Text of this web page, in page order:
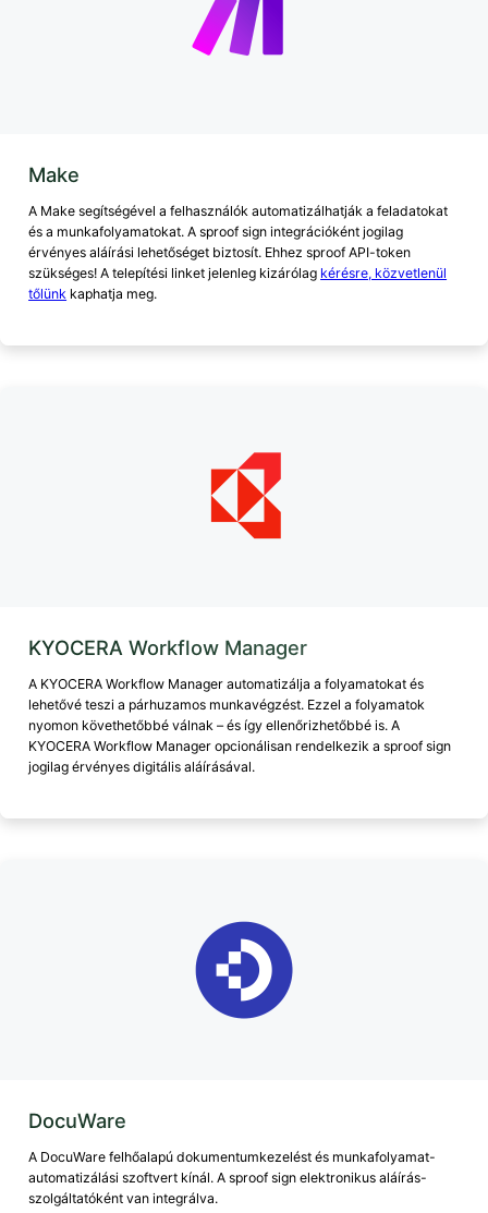
Make
A Make segítségével a felhasználók automatizálhatják a feladatokat
és a munkafolyamatokat. A sproof sign integrációként jogilag
érvényes aláírási lehetőséget biztosít. Ehhez sproof API-token
szükséges! A telepítési linket jelenleg kizárólag kérésre, közvetlenül
tőlünk kaphatja meg.
KYOCERA Workflow Manager
A KYOCERA Workflow Manager automatizálja a folyamatokat és
lehetővé teszi a párhuzamos munkavégzést. Ezzel a folyamatok
nyomon követhetőbbé válnak – és így ellenőrizhetőbbé is. A
KYOCERA Workflow Manager opcionálisan rendelkezik a sproof sign
jogilag érvényes digitális aláírásával.
DocuWare
A DocuWare felhőalapú dokumentumkezelést és munkafolyamat-
automatizálási szoftvert kínál. A sproof sign elektronikus aláírás-
szolgáltatóként van integrálva.